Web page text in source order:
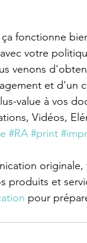
fonctionne
votre
venons
et d'un
value à vos
Vidéos,
#RA #print
produits et
pour